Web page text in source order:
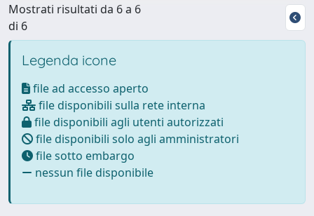
Mostrati risultati da 6 a 6
di 6
Legenda icone
file ad accesso aperto
file disponibili sulla rete interna
file disponibili agli utenti autorizzati
file disponibili solo agli amministratori
file sotto embargo
nessun file disponibile